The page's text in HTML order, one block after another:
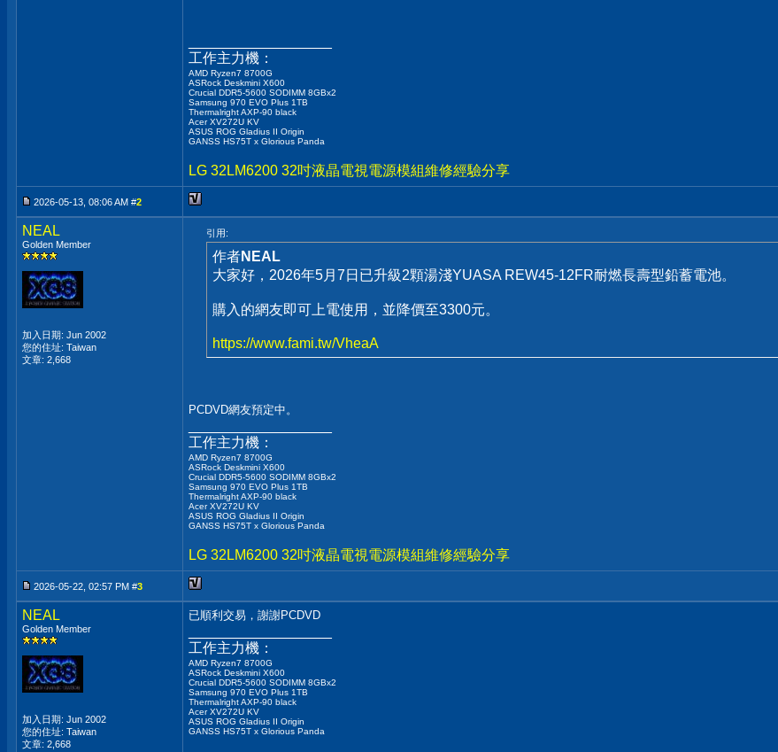
工作主力機：
AMD Ryzen7 8700G
ASRock Deskmini X600
Crucial DDR5-5600 SODIMM 8GBx2
Samsung 970 EVO Plus 1TB
Thermalright AXP-90 black
Acer XV272U KV
ASUS ROG Gladius II Origin
GANSS HS75T x Glorious Panda
LG 32LM6200 32吋液晶電視電源模組維修經驗分享
2026-05-13, 08:06 AM #2
NEAL
Golden Member
加入日期: Jun 2002
您的住址: Taiwan
文章: 2,668
引用:
作者NEAL
大家好，2026年5月7日已升級2顆湯淺YUASA REW45-12FR耐燃長壽型鉛蓄電池。
購入的網友即可上電使用，並降價至3300元。
https://www.fami.tw/VheaA
PCDVD網友預定中。
工作主力機：
AMD Ryzen7 8700G
ASRock Deskmini X600
Crucial DDR5-5600 SODIMM 8GBx2
Samsung 970 EVO Plus 1TB
Thermalright AXP-90 black
Acer XV272U KV
ASUS ROG Gladius II Origin
GANSS HS75T x Glorious Panda
LG 32LM6200 32吋液晶電視電源模組維修經驗分享
2026-05-22, 02:57 PM #3
NEAL
Golden Member
加入日期: Jun 2002
您的住址: Taiwan
文章: 2,668
已順利交易，謝謝PCDVD
工作主力機：
AMD Ryzen7 8700G
ASRock Deskmini X600
Crucial DDR5-5600 SODIMM 8GBx2
Samsung 970 EVO Plus 1TB
Thermalright AXP-90 black
Acer XV272U KV
ASUS ROG Gladius II Origin
GANSS HS75T x Glorious Panda